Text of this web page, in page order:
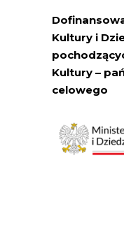
Kultury i
Kultury –
celowego